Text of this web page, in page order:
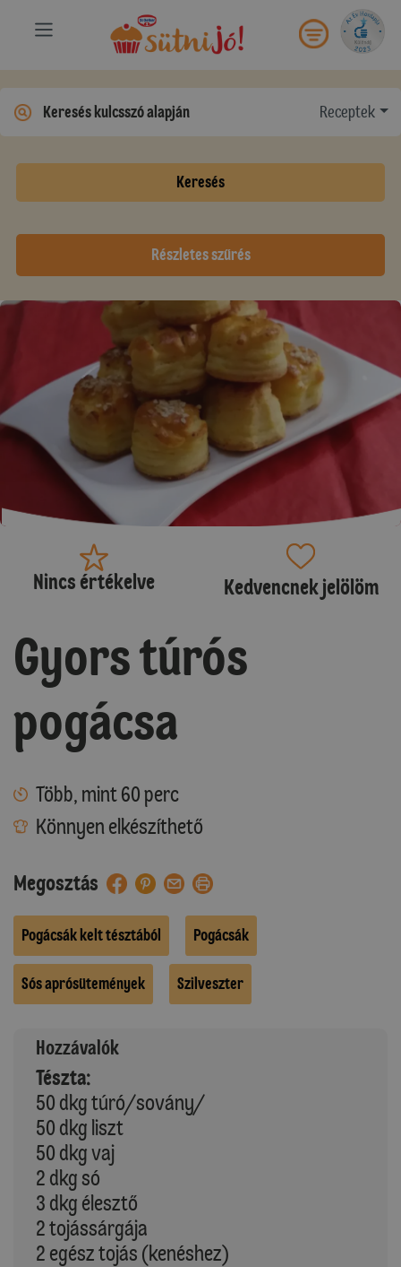
Receptek
Keresés
Részletes szűrés
Nincs értékelve Kedvencnek jelölöm
Gyors túrós
pogácsa
Több, mint 60 perc
Könnyen elkészíthető
Megosztás
Pogácsák kelt tésztából Pogácsák
Sós aprósütemények Szilveszter
Hozzávalók
Tészta:
50 dkg túró/sovány/
50 dkg liszt
50 dkg vaj
2 dkg só
3 dkg élesztő
2 tojássárgája
2 egész tojás (kenéshez)